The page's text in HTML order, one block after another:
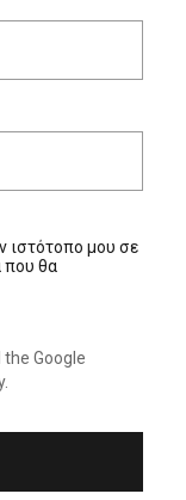
ιστότοπο μου σε
που θα
Google